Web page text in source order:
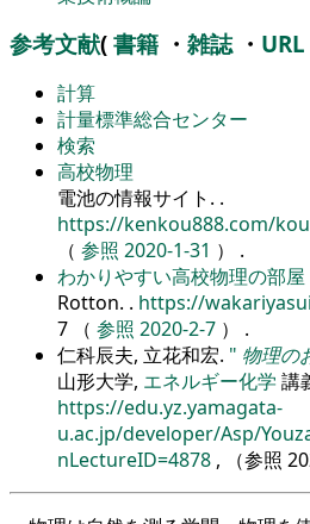
参考文献( 書籍 ・ 雑誌・ URL
計算
計量標準総合センター
検索
高校物理
電池の情報サイト. .
https://kenkou888.com/
（ 参照 2020-1-31 ） .
わかりやすい高校物理の部屋
Rotton. . https://
7 （ 参照 2020-2-7 ） .
仁科辰夫, 立花和宏.
物理の
山形大学, エネルギー化学 講
https://edu.yz.yamagata-
u.ac.jp/developer/Asp/
nLectureID=4878 , （参照